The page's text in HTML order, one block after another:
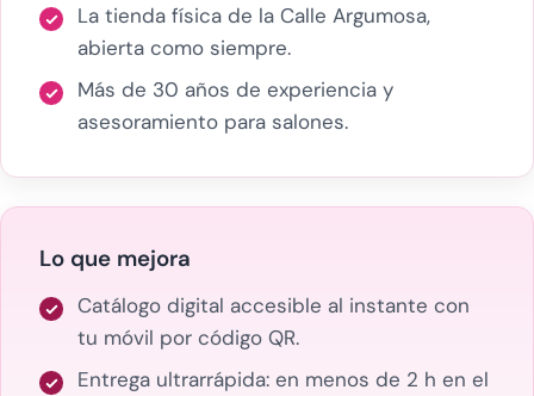
La tienda física de la Calle Argumosa,
abierta como siempre.
Más de 30 años de experiencia y
asesoramiento para salones.
Lo que mejora
Catálogo digital accesible al instante con
tu móvil por código QR.
Entrega ultrarrápida: en menos de 2 h en el